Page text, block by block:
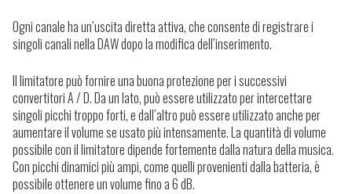
Ogni canale ha un’uscita diretta attiva, che consente di registrare i
singoli canali nella DAW dopo la modifica dell’inserimento.
Il limitatore può fornire una buona protezione per i successivi
convertitori A / D.Da un lato, può essere utilizzato per intercettare
singoli picchi troppo forti, e dall’altro può essere utilizzato anche per
aumentare il volume se usato più intensamente. La quantità di volume
possibile con il limitatore dipende fortemente dalla natura della musica.
Con picchi dinamici più ampi, come quelli provenienti dalla batteria, è
possibile ottenere un volume fino a 6 dB.